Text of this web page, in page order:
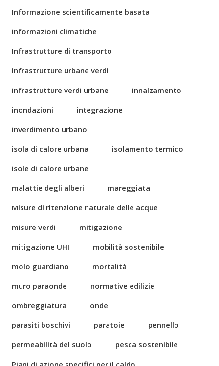
Informazione scientificamente basata
informazioni climatiche
Infrastrutture di transporto
infrastrutture urbane verdi
infrastrutture verdi urbane
innalzamento
inondazioni
integrazione
inverdimento urbano
isola di calore urbana
isolamento termico
isole di calore urbane
malattie degli alberi
mareggiata
Misure di ritenzione naturale delle acque
misure verdi
mitigazione
mitigazione UHI
mobilità sostenibile
molo guardiano
mortalità
muro paraonde
normative edilizie
ombreggiatura
onde
parasiti boschivi
paratoie
pennello
permeabilità del suolo
pesca sostenibile
Piani di azione specifici per il caldo